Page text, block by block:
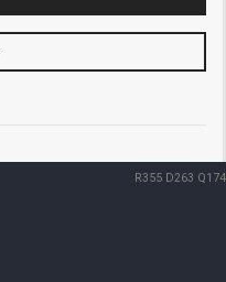
R355 D263 Q174